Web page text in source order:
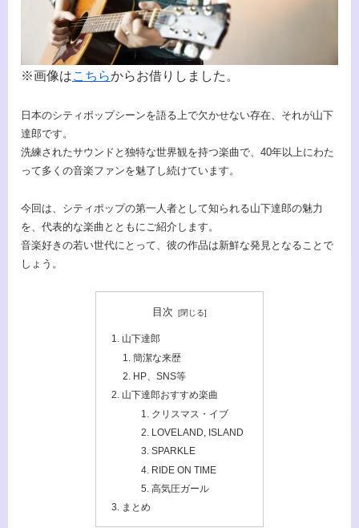
※画像はこちらからお借りしました。
日本のシティポップシーンを語る上で欠かせない存在、それが山下
達郎です。
洗練されたサウンドと独特な世界観を持つ楽曲で、40年以上にわた
って多くの音楽ファンを魅了し続けています。
今回は、シティポップの第一人者として知られる山下達郎の魅力
を、代表的な楽曲とともにご紹介します。
音楽好きの若い世代にとって、彼の作品は新鮮な発見となることで
しょう。
目次
山下達郎
簡潔な来歴
HP、SNS等
山下達郎おすすめ楽曲
クリスマス・イブ
LOVELAND, ISLAND
SPARKLE
RIDE ON TIME
高気圧ガール
まとめ